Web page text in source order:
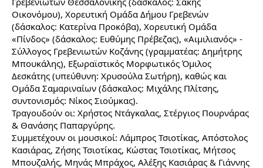
Οικονόμου), Χορευτική Ομάδα Δήμου Γρεβενών
(δάσκαλος: Κατερίνα Προκόβα), Χορευτική Ομάδα
«Πίνδος» (δάσκαλος: Ευθύμης Πρέβεζας), «Αιμιλιανός» -
Σύλλογος Γρεβενιωτών Κοζάνης (γραμματέας: Δημήτρης
Μπουκάλης), Εξωραϊστικός Μορφωτικός Όμιλος
Δεσκάτης (υπεύθυνη: Χρυσούλα Σωτήρη), καθώς και
Ομάδα Σαμαριναίων (δάσκαλος: Μιχάλης Πλίτσης,
συντονισμός: Νίκος Σιούμκας).
Τραγουδούν οι: Χρήστος Ντάγκαλας, Στέργιος Πουρνάρας
& Θανάσης Παπαργύρης.
Συμμετέχουν οι μουσικοί: Λάμπρος Τσιοτίκας, Απόστολος
Κασιάρας, Ζήσης Τσιοτίκας, Κώστας Τσιοτίκας, Μήτσος
Μπουζαλής, Μηνάς Μπράχος, Αλέξης Κασιάρας & Γιάννης